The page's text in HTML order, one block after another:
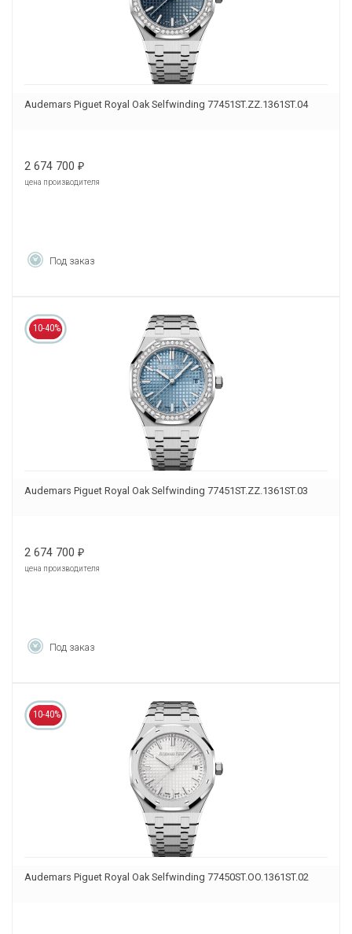
Audemars Piguet Royal Oak Selfwinding 77451ST.ZZ.1361ST.04
2 674 700 ₽
цена производителя
Под заказ
10-40%
Audemars Piguet Royal Oak Selfwinding 77451ST.ZZ.1361ST.03
2 674 700 ₽
цена производителя
Под заказ
10-40%
Audemars Piguet Royal Oak Selfwinding 77450ST.OO.1361ST.02